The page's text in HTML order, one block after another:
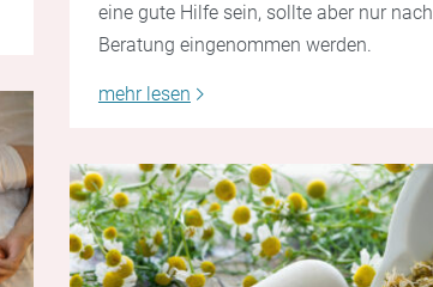
eine gute Hilfe sein, sollte aber nur nach
Beratung eingenommen werden.
mehr lesen